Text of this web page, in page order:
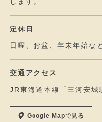
定休日
日曜、お盆、年末年始な
交通アクセス
JR東海道本線「三河安城
Google Mapで見る